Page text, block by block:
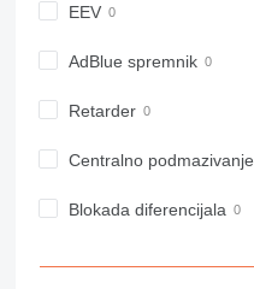
EEV
AdBlue spremnik
Retarder
Centralno podmazivanje
Blokada diferencijala